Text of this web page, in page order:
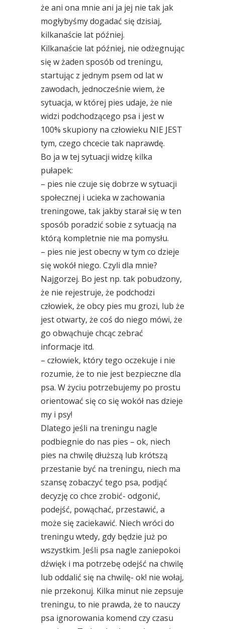
że ani ona mnie ani ja jej nie tak jak
mogłybyśmy dogadać się dzisiaj,
kilkanaście lat później.
Kilkanaście lat później, nie odżegnując
się w żaden sposób od treningu,
startując z jednym psem od lat w
zawodach, jednocześnie wiem, że
sytuacja, w której pies udaje, że nie
widzi podchodzącego psa i jest w
100% skupiony na człowieku NIE JEST
tym, czego chcecie tak naprawdę.
Bo ja w tej sytuacji widzę kilka
pułapek:
– pies nie czuje się dobrze w sytuacji
społecznej i ucieka w zachowania
treningowe, tak jakby starał się w ten
sposób poradzić sobie z sytuacją na
którą kompletnie nie ma pomysłu.
– pies nie jest obecny w tym co dzieje
się wokół niego. Czyli dla mnie?
Najgorzej. Bo jest np. tak pobudzony,
że nie rejestruje, że podchodzi
człowiek, że obcy pies mu grozi, lub że
jest otwarty, że coś do niego mówi, że
go obwąchuje chcąc zebrać
informacje itd.
– człowiek, który tego oczekuje i nie
rozumie, że to nie jest bezpieczne dla
psa. W życiu potrzebujemy po prostu
orientować się co się wokół nas dzieje
my i psy!
Dlatego jeśli na treningu nagle
podbiegnie do nas pies – ok, niech
pies na chwilę dłuższą lub krótszą
przestanie być na treningu, niech ma
szansę zobaczyć tego psa, podjąć
decyzję co chce zrobić- odgonić,
podejść, powąchać, przestawić, a
może się zaciekawić. Niech wróci do
treningu wtedy, gdy będzie już po
wszystkim. Jeśli psa nagle zaniepokoi
dźwięk i ma potrzebę odejść na chwilę
lub oddalić się na chwilę- ok! nie wołaj,
nie przekonuj. Kilka minut nie zepsuje
treningu, to nie prawda, że to nauczy
psa ignorowania komend czy czasu